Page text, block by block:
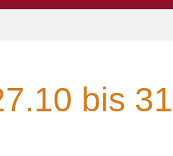
bis